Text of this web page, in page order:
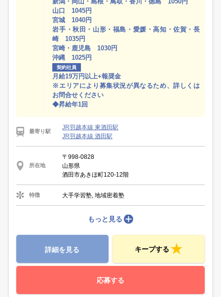
山口 1045円
宮城 1040円
岩手・秋田・山形・福島・愛媛・高知・佐賀・長
崎 1035円
宮崎・鹿児島 1030円
沖縄 1025円
契約社員
月給19万円以上+報奨金
※エリアにより募集状況が異なるため、詳しくは
お問合せください
◆昇給年1回
最寄り駅
JR羽越本線 東酒田駅
JR羽越本線 酒田駅
所在地
〒998-0828
山形県
酒田市あきほ町120-12階
特徴 大手学習塾, 地域密着塾
もっと見る
詳細を見る キープする
応募する